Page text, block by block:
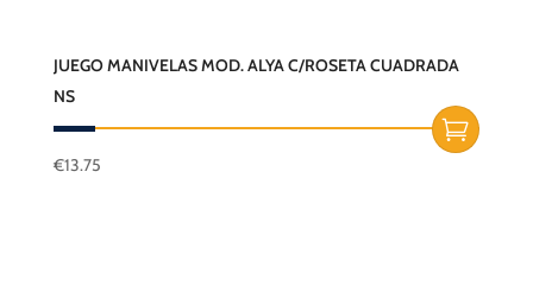
JUEGO MANIVELAS MOD. ALYA C/ROSETA CUADRADA
NS
€13.75